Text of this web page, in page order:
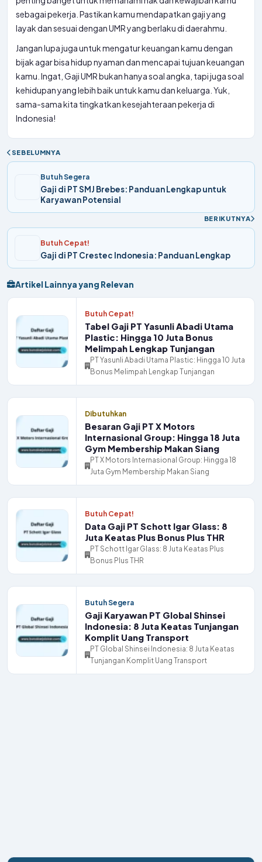
sebagai pekerja. Pastikan kamu mendapatkan gaji yang
layak dan sesuai dengan UMR yang berlaku di daerahmu.
Jangan lupa juga untuk mengatur keuangan kamu dengan
bijak agar bisa hidup nyaman dan mencapai tujuan keuangan
kamu. Ingat, Gaji UMR bukan hanya soal angka, tapi juga soal
kehidupan yang lebih baik untuk kamu dan keluarga. Yuk,
sama-sama kita tingkatkan kesejahteraan pekerja di
Indonesia!
SEBELUMNYA
Butuh Segera
Gaji di PT SMJ Brebes: Panduan Lengkap untuk
Karyawan Potensial
BERIKUTNYA
Butuh Cepat!
Gaji di PT Crestec Indonesia: Panduan Lengkap
Artikel Lainnya yang Relevan
Butuh Cepat!
Tabel Gaji PT Yasunli Abadi Utama
Plastic: Hingga 10 Juta Bonus
Melimpah Lengkap Tunjangan
PT Yasunli Abadi Utama Plastic: Hingga 10 Juta
Bonus Melimpah Lengkap Tunjangan
Dibutuhkan
Besaran Gaji PT X Motors
Internasional Group: Hingga 18 Juta
Gym Membership Makan Siang
PT X Motors Internasional Group: Hingga 18
Juta Gym Membership Makan Siang
Butuh Cepat!
Data Gaji PT Schott Igar Glass: 8
Juta Keatas Plus Bonus Plus THR
PT Schott Igar Glass: 8 Juta Keatas Plus
Bonus Plus THR
Butuh Segera
Gaji Karyawan PT Global Shinsei
Indonesia: 8 Juta Keatas Tunjangan
Komplit Uang Transport
PT Global Shinsei Indonesia: 8 Juta Keatas
Tunjangan Komplit Uang Transport